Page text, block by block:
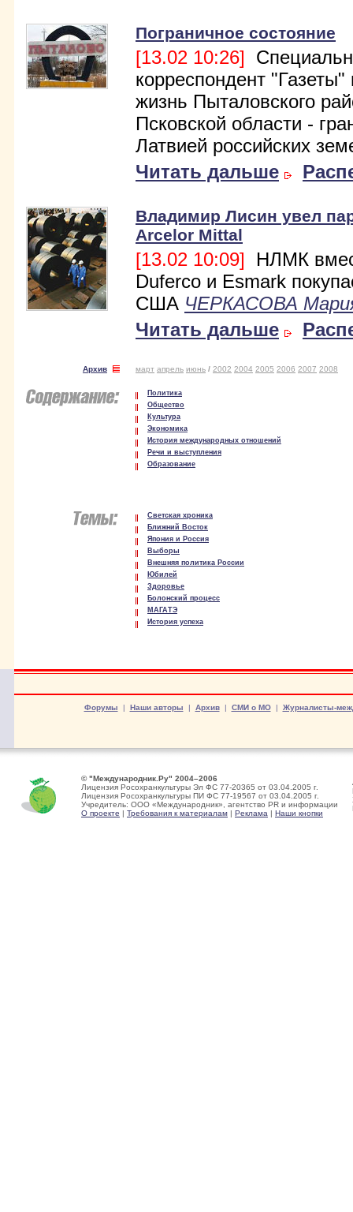
Пограничное состояние
[13.02 10:26]
корреспондент "Газеты"
жизнь Пыталовского
Псковской области -
Латвией российских
Читать дальше
Владимир Лисин увел
Arcelor Mittal
[13.02 10:09] НЛМК
Duferco и Esmark
США ЧЕРКАСОВА
Читать дальше
Архив март апрель июнь / 2002 2004 2005 2006 2007 2008
Политика
Общество
Культура
Экономика
История международных отношений
Речи и выступления
Образование
Светская хроника
Ближний Восток
Япония и Россия
Выборы
Внешняя политика России
Юбилей
Здоровье
Болонский процесс
МАГАТЭ
История успеха
Форумы | Наши авторы | Архив| СМИ о МО| Журналисты-
© "Международник.Ру" 2004–2006
Лицензия Росохранкультуры Эл ФС 77-20365 от 03.04.2005 г.
Лицензия Росохранкультуры ПИ ФС 77-19567 от 03.04.2005 г.
Учредитель: ООО «Международник», агентство PR и информации
О проекте | Требования к материалам | Реклама | Наши кнопки